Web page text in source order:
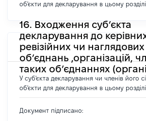
об'єкти для декларування в цьому
16. Входження суб’єкта
декларування до
ревізійних чи
об’єднань ,організацій,
таких об’єднаннях
У суб'єкта декларування чи членів його
об'єкти для декларування в цьому
Документ підписано: